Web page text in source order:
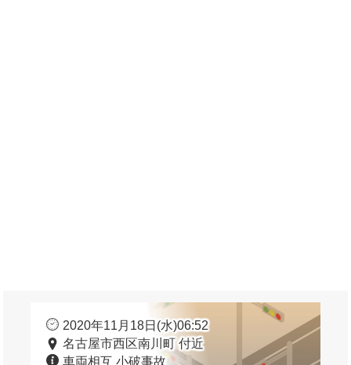
2020年11月18日(水)06:52
名古屋市西区南川町 付近
車両相互 小破事故